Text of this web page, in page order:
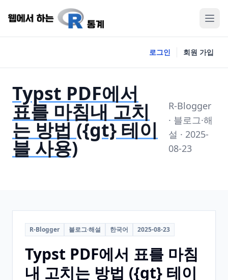
로그인 회원 가입
Typst PDF에서
표를 마침내 고치
는 방법 ({gt} 테이
블 사용)
R-Blogger
· 블로그·해
설 · 2025-
08-23
R-Blogger 블로그·해설 한국어 2025-08-23
Typst PDF에서 표를 마침
내 고치는 방법 ({gt} 테이